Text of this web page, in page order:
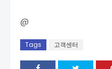
@
Tags 고객센터